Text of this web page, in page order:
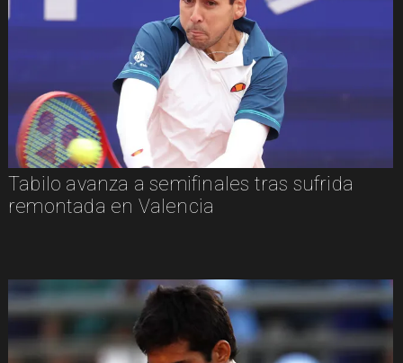
Tabilo avanza a semifinales tras sufrida
remontada en Valencia